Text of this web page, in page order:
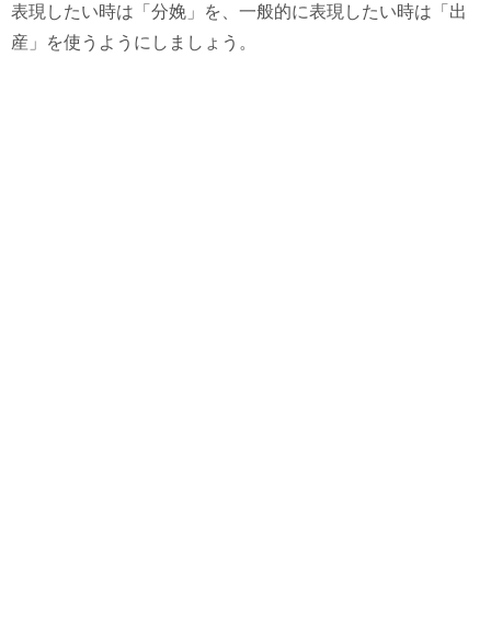
表現したい時は「分娩」を、一般的に表現したい時は「出
産」を使うようにしましょう。